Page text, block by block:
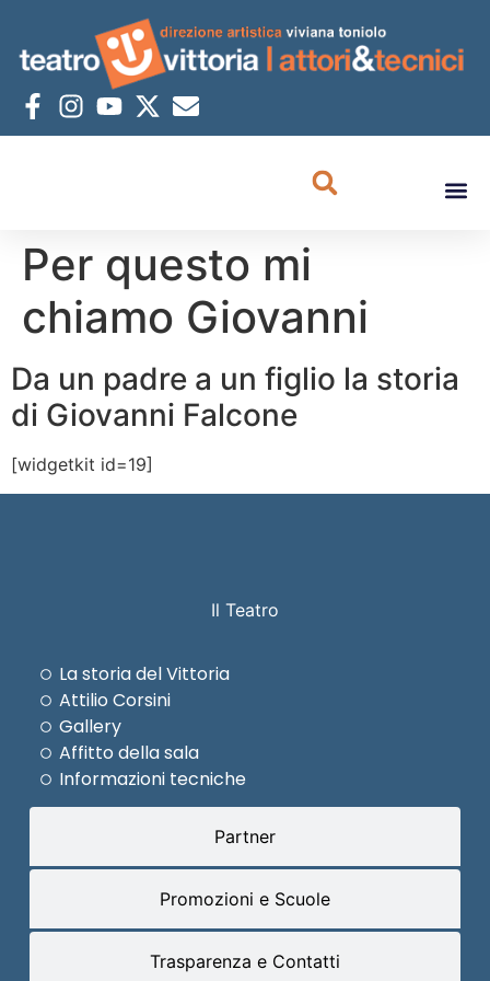
Per questo mi
chiamo Giovanni
Da un padre a un figlio la storia
di Giovanni Falcone
[widgetkit id=19]
Il Teatro
Partner
Promozioni e Scuole
Trasparenza e Contatti
La storia del Vittoria
Attilio Corsini
Gallery
Affitto della sala
Informazioni tecniche